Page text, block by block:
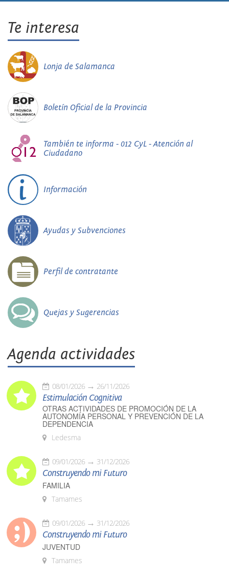
Te interesa
Lonja de Salamanca
Boletín Oficial de la Provincia
También te informa - 012 CyL - Atención al
Ciudadano
Información
Ayudas y Subvenciones
Perfil de contratante
Quejas y Sugerencias
Agenda actividades
08/01/2026 26/11/2026
Estimulación Cognitiva
OTRAS ACTIVIDADES DE PROMOCIÓN DE LA
AUTONOMÍA PERSONAL Y PREVENCIÓN DE LA
DEPENDENCIA
Ledesma
09/01/2026 31/12/2026
Construyendo mi Futuro
FAMILIA
Tamames
09/01/2026 31/12/2026
Construyendo mi Futuro
JUVENTUD
Tamames